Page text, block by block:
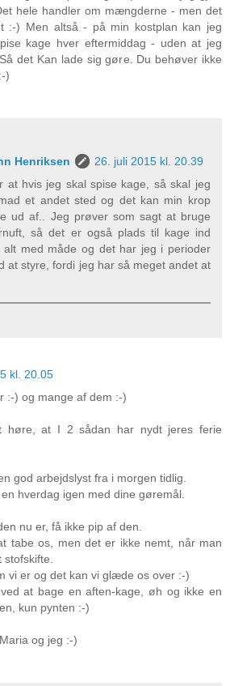
hele handler om mængderne - men det
:-) Men altså - på min kostplan kan jeg
kage hver eftermiddag - uden at jeg
det Kan lade sig gøre. Du behøver ikke
)
Henriksen
26. juli 2015 kl. 20.39
at hvis jeg skal spise kage, så skal jeg
et andet sted og det kan min krop
ud af.. Jeg prøver som sagt at bruge
så det er også plads til kage ind
alt med måde og det har jeg i perioder
at styre, fordi jeg har så meget andet at
kl. 20.05
:-) og mange af dem :-)
høre, at I 2 sådan har nydt jeres ferie
god arbejdslyst fra i morgen tidlig.
hverdag igen med dine gøremål.
nu er, få ikke pip af den.
tabe os, men det er ikke nemt, når man
vi er og det kan vi glæde os over :-)
at bage en aften-kage, øh og ikke en
kun pynten :-)
og jeg :-)